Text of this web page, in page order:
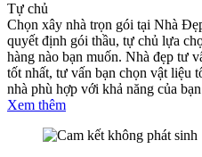
Tự chủ
Chọn xây nhà trọn gói tại Nhà
quyết định gói thầu, tự chủ lựa
hàng nào bạn muốn. Nhà đẹp tư
tốt nhất, tư vấn bạn chọn vật liệu
nhà phù hợp với khả năng của
Xem thêm